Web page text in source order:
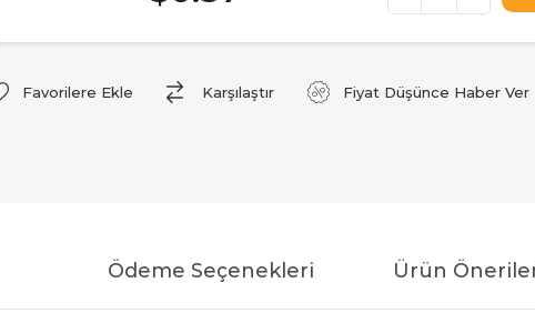
Favorilere Ekle Karşılaştır Fiyat Düşünce Haber Ver
Ödeme Seçenekleri Ürün